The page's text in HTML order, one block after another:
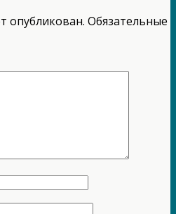
опубликован. Обязательные